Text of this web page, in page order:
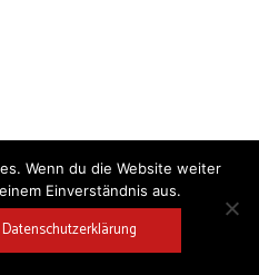
Wenn du die Website weiter
Einverständnis aus.
Datenschutzerklärung